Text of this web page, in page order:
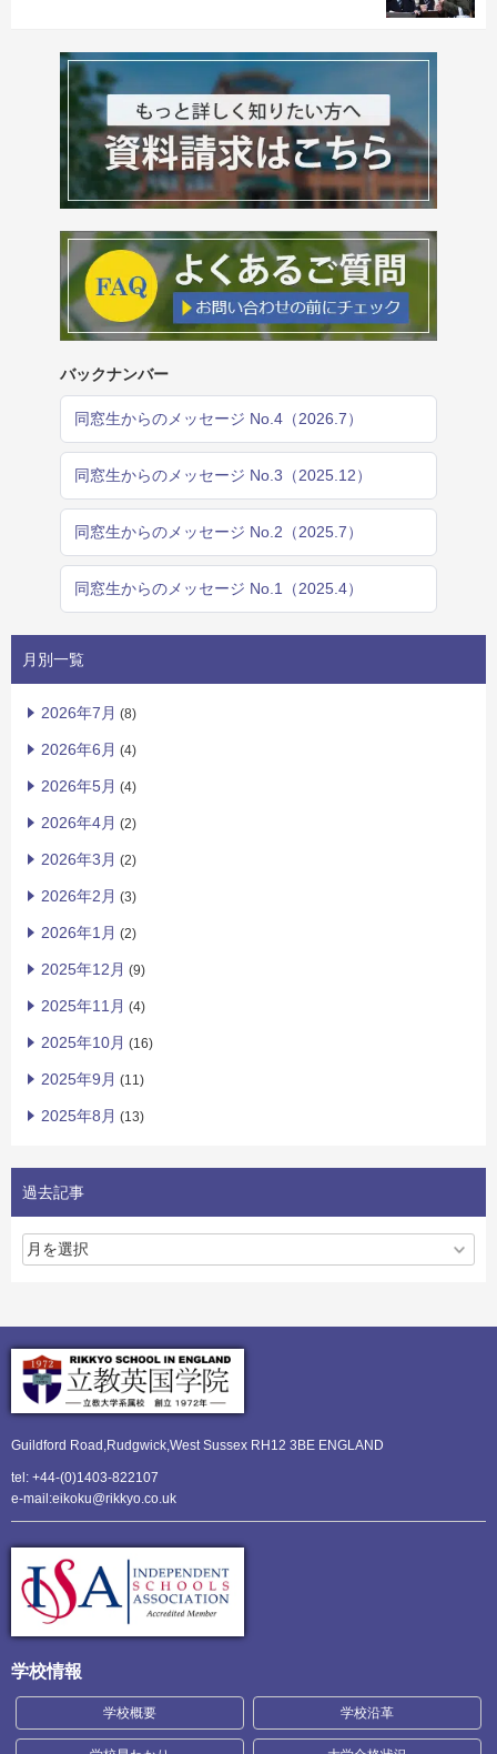
バックナンバー
同窓生からのメッセージ No.4（2026.7）
同窓生からのメッセージ No.3（2025.12）
同窓生からのメッセージ No.2（2025.7）
同窓生からのメッセージ No.1（2025.4）
月別一覧
2026年7月 (8)
2026年6月 (4)
2026年5月 (4)
2026年4月 (2)
2026年3月 (2)
2026年2月 (3)
2026年1月 (2)
2025年12月 (9)
2025年11月 (4)
2025年10月 (16)
2025年9月 (11)
2025年8月 (13)
過去記事
Guildford Road,Rudgwick,West Sussex RH12 3BE ENGLAND
tel: +44-(0)1403-822107
e-mail:eikoku@rikkyo.co.uk
学校情報
学校概要 学校沿革